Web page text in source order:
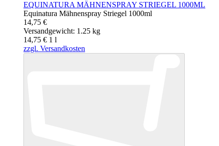
EQUINATURA MÄHNENSPRAY STRIEGEL 1000ML
Equinatura Mähnenspray Striegel 1000ml
14,75 €
Versandgewicht: 1.25 kg
14,75 € 1 l
zzgl. Versandkosten